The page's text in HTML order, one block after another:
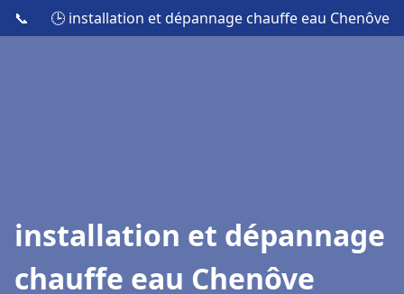
📞 🕒 installation et dépannage chauffe eau Chenôve
installation et dépannage
chauffe eau Chenôve